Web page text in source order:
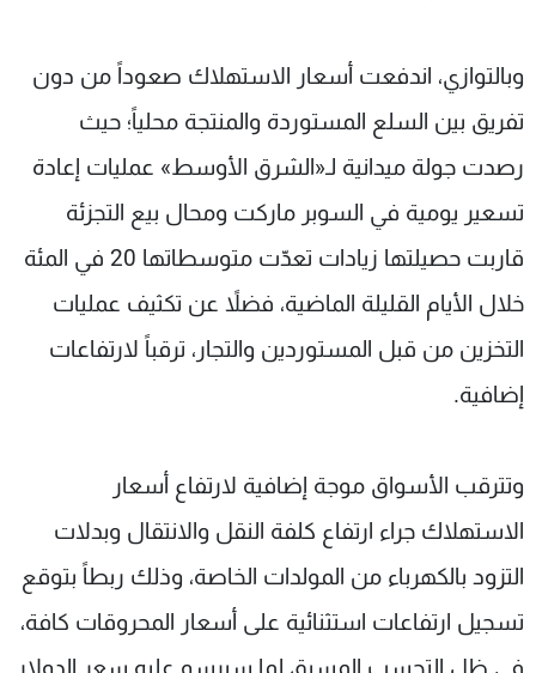
وبالتوازي، اندفعت أسعار الاستهلاك صعوداً من دون
تفريق بين السلع المستوردة والمنتجة محلياً؛ حيث
رصدت جولة ميدانية لـ«الشرق الأوسط» عمليات إعادة
تسعير يومية في السوبر ماركت ومحال بيع التجزئة
قاربت حصيلتها زيادات تعدّت متوسطاتها 20 في المئة
خلال الأيام القليلة الماضية، فضلاً عن تكثيف عمليات
التخزين من قبل المستوردين والتجار، ترقباً لارتفاعات
إضافية.
وتترقب الأسواق موجة إضافية لارتفاع أسعار
الاستهلاك جراء ارتفاع كلفة النقل والانتقال وبدلات
التزود بالكهرباء من المولدات الخاصة، وذلك ربطاً بتوقع
تسجيل ارتفاعات استثنائية على أسعار المحروقات كافة،